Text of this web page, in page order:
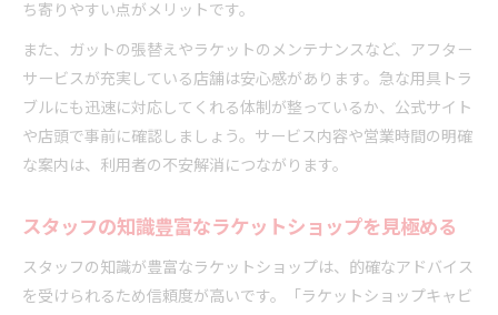
ち寄りやすい点がメリットです。
また、ガットの張替えやラケットのメンテナンスなど、アフター
サービスが充実している店舗は安心感があります。急な用具トラ
ブルにも迅速に対応してくれる体制が整っているか、公式サイト
や店頭で事前に確認しましょう。サービス内容や営業時間の明確
な案内は、利用者の不安解消につながります。
スタッフの知識豊富なラケットショップを見極める
スタッフの知識が豊富なラケットショップは、的確なアドバイス
を受けられるため信頼度が高いです。「ラケットショップキャビ